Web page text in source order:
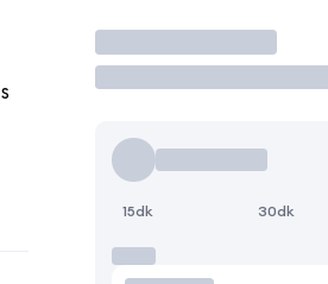
İşlem Yap
15dk 30dk